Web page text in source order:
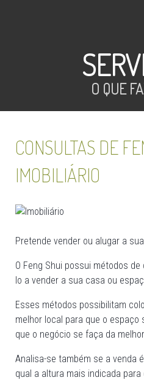
O QUE
CONSULTAS DE
IMOBILIÁRIO
Pretende vender ou alugar a
O Feng Shui possui métodos
lo a vender a sua casa ou
Esses métodos possibilitam
melhor local para que o espaço
que o negócio se faça da
Analisa-se também se a venda
qual a altura mais indicada para